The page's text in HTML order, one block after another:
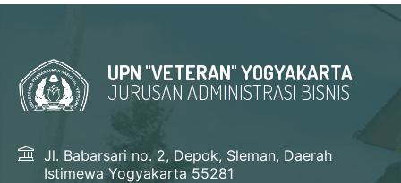
UPN "VETERAN" YOGYAKARTA
JURUSAN ADMINISTRASI BISNIS
Jl. Babarsari no. 2, Depok, Sleman, Daerah
Istimewa Yogyakarta 55281